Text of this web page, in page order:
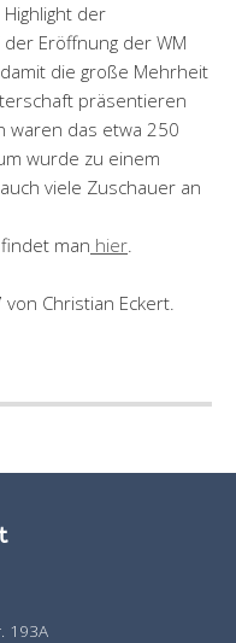
der
Eröffnung der WM
die große Mehrheit
präsentieren
waren das etwa 250
wurde zu einem
viele Zuschauer an
man hier.
Christian Eckert.
193A